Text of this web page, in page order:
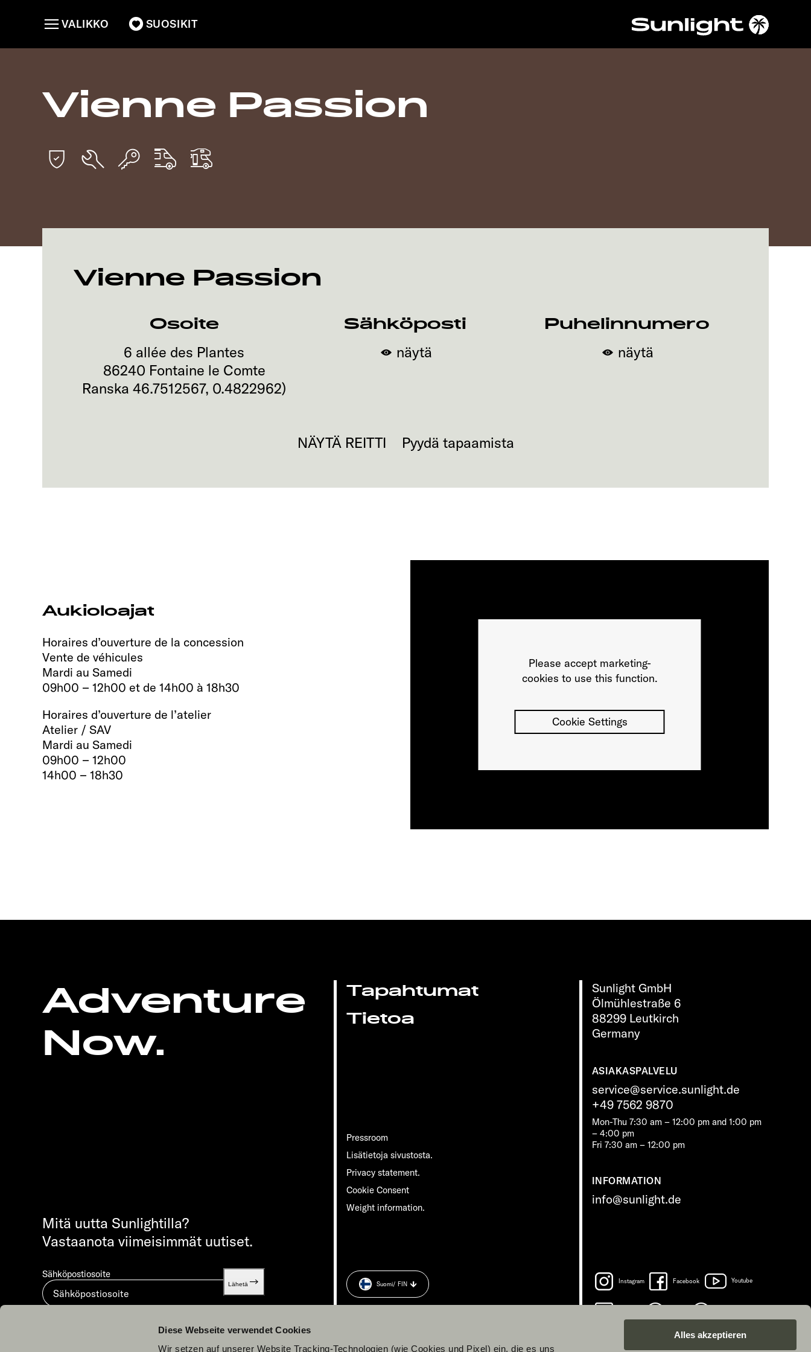
Diese Webseite verwendet Cookies
Wir setzen auf unserer Website Tracking-Technologien (wie Cookies und Pixel) ein, die es uns
Alles akzeptieren
SUOSIKIT
VALIKKO
Vienne Passion
Vienne Passion
Osoite
6 allée des Plantes
86240 Fontaine le Comte
Ranska 46.7512567, 0.4822962)
Sähköposti
näytä
Puhelinnumero
näytä
NÄYTÄ REITTI Pyydä tapaamista
Aukioloajat
Horaires d’ouverture de la concession
Vente de véhicules
Mardi au Samedi
09h00 – 12h00 et de 14h00 à 18h30
Horaires d’ouverture de l’atelier
Atelier / SAV
Mardi au Samedi
09h00 – 12h00
14h00 – 18h30
Please accept marketing-
cookies to use this function.
Cookie Settings
Adventure
Now.
Sunlight GmbH
Ölmühlestraße 6
88299 Leutkirch
Germany
ASIAKASPALVELU
service@service.sunlight.de
+49 7562 9870
Mon-Thu 7:30 am – 12:00 pm and 1:00 pm
– 4:00 pm
Fri 7:30 am – 12:00 pm
INFORMATION
info@sunlight.de
Tapahtumat
Tietoa
Pressroom
Lisätietoja sivustosta.
Privacy statement.
Cookie Consent
Weight information.
Mitä uutta Sunlightilla?
Vastaanota viimeisimmät uutiset.
Sähköpostiosoite
Lähetä Instagram Facebook Youtube
Suomi/ FIN